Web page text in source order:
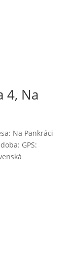
4, Na
Na Pankráci
GPS: